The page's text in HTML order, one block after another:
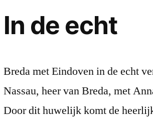
In de echt
Breda met Eindoven in de echt
Nassau, heer van Breda, met
Door dit huwelijk komt de